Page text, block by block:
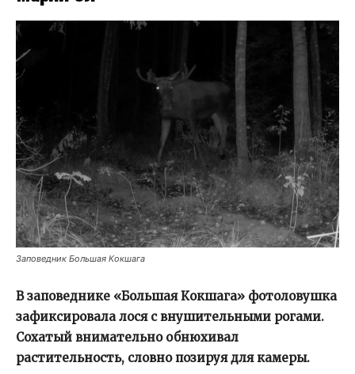
Заповедник Большая Кокшага
В заповеднике «Большая Кокшага» фотоловушка
зафиксировала лося с внушительными рогами.
Сохатый внимательно обнюхивал
растительность, словно позируя для камеры.